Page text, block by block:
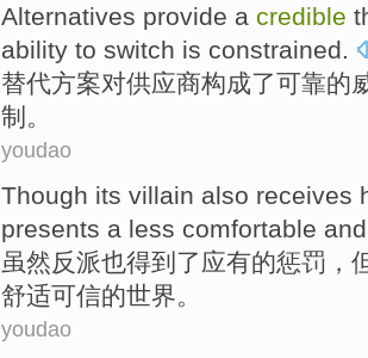
Alternatives provide a credible
ability to switch is constrained.
替代方案对供应商构成了可靠的
制。
youdao
Though its villain also receives
presents a less comfortable and
虽然反派也得到 了 应有的惩罚 ，
舒适可信的世界。
youdao